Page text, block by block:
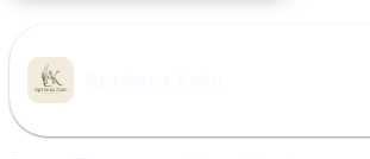
к
содержимому